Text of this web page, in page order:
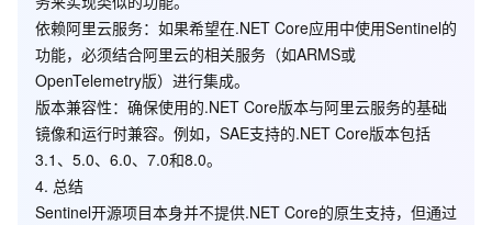
依赖阿里云服务：如果希望在.NET Core应用中使用Sentinel的
功能，必须结合阿里云的相关服务（如ARMS或
OpenTelemetry版）进行集成。
版本兼容性：确保使用的.NET Core版本与阿里云服务的基础
镜像和运行时兼容。例如，SAE支持的.NET Core版本包括
3.1、5.0、6.0、7.0和8.0。
4. 总结
Sentinel开源项目本身并不提供.NET Core的原生支持，但通过